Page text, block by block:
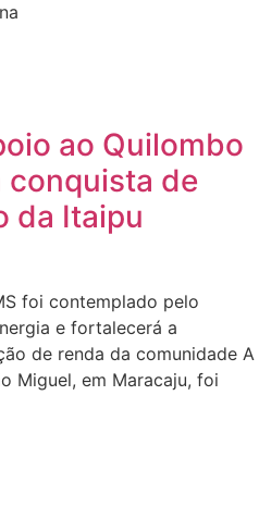
ao Quilombo
conquista de
da Itaipu
foi contemplado pelo
e fortalecerá a
de renda da comunidade A
Miguel, em Maracaju, foi